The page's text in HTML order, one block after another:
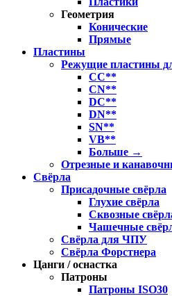
Геометрия
Конические
Прямые
Пластины
Режущие пластины
CC**
CN**
DC**
DN**
SN**
VB**
Больше →
Отрезные и
Свёрла
Присадочные свёрла
Глухие свёрла
Сквозные
Чашечные
Свёрла для ЧПУ
Свёрла Форстнера
Цанги / оснастка
Патроны
Патроны ISO30